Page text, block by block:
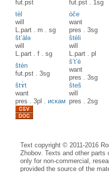
fut.pst
fut.pst . 1sg
tèl
will
L.part . m .sg
òče
want
pres .3sg
št’àlə
will
L.part .f .sg
štèli
will
L.part .pl
štèn
fut.pst .3sg
š’t’è
want
pres .3sg
štɤ̀t
want
pres .3pl . искам
šteš
will
pres .2sg
Text copyright © 2011-2016
Zhobov. Texts and other
only for non-commercial,
provided the source of the